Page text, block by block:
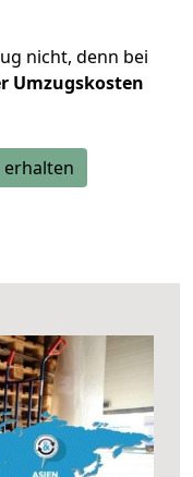
nicht, denn bei
Umzugskosten
erhalten